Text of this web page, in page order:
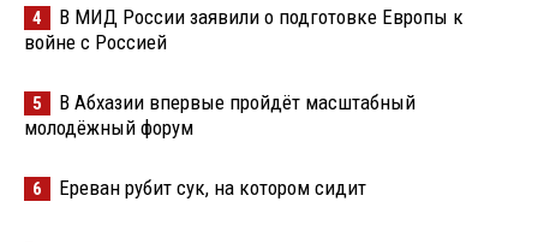
4
В МИД России заявили о подготовке Европы к
войне с Россией
5
В Абхазии впервые пройдёт масштабный
молодёжный форум
6 Ереван рубит сук, на котором сидит